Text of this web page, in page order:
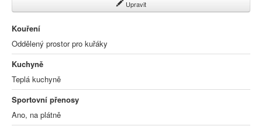
Upravit
Kouření
Oddělený prostor pro kuřáky
Kuchyně
Teplá kuchyně
Sportovní přenosy
Ano, na plátně